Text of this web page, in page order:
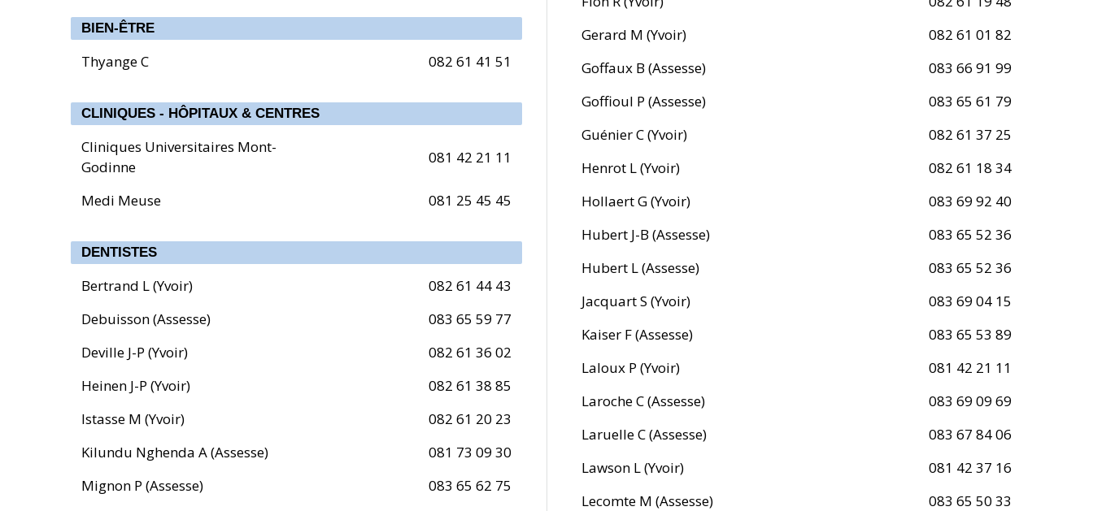
BIEN-ÊTRE
Thyange C 082 61 41 51
CLINIQUES - HÔPITAUX & CENTRES
Cliniques Universitaires Mont-
Godinne
081 42 21 11
Medi Meuse 081 25 45 45
DENTISTES
Bertrand L (Yvoir)
082 61 44 43
Debuisson (Assesse)
083 65 59 77
Deville J-P (Yvoir)
082 61 36 02
Heinen J-P (Yvoir)
082 61 38 85
Istasse M (Yvoir)
082 61 20 23
Kilundu Nghenda A (Assesse)
081 73 09 30
Mignon P (Assesse)
083 65 62 75
Gerard M (Yvoir)
082 61 01 82
Goffaux B (Assesse)
083 66 91 99
Goffioul P (Assesse)
083 65 61 79
Guénier C (Yvoir)
082 61 37 25
Henrot L (Yvoir)
082 61 18 34
Hollaert G (Yvoir)
083 69 92 40
Hubert J-B (Assesse)
083 65 52 36
Hubert L (Assesse)
083 65 52 36
Jacquart S (Yvoir)
083 69 04 15
Kaiser F (Assesse)
083 65 53 89
Laloux P (Yvoir)
081 42 21 11
Laroche C (Assesse)
083 69 09 69
Laruelle C (Assesse)
083 67 84 06
Lawson L (Yvoir)
081 42 37 16
Lecomte M (Assesse)
083 65 50 33